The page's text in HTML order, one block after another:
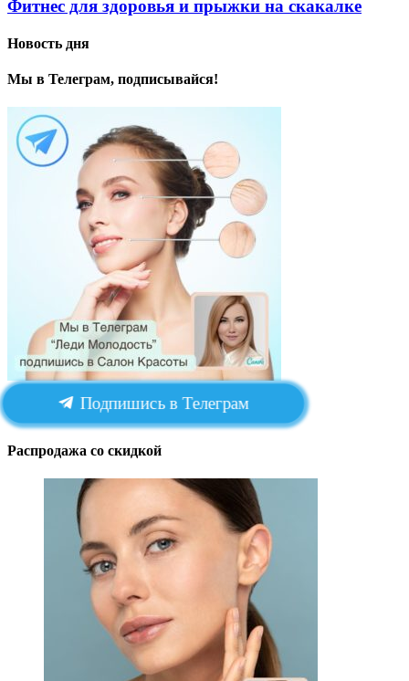
Фитнес для здоровья и прыжки на скакалке
Новость дня
Мы в Телеграм, подписывайся!
Подпишись в Телеграм
Распродажа со скидкой